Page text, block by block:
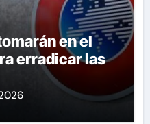
en el
erradicar las